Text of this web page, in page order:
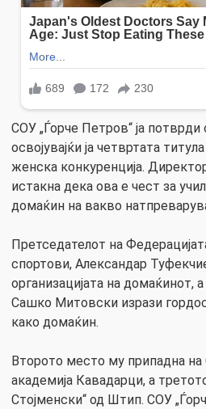
СОУ „Ѓорче Петров“ ја потврди
освојувајќи ја четвртата
женска конкуренција.
истакна дека ова е чест за
домаќин на вакво
Претседателот на
спортови, Александар
организацијата на домаќинот,
Сашко Митовски изрази
како домаќин.
Второто место му припадна
академија Кавадарци, а
Стојменски“ од Штип. СОУ